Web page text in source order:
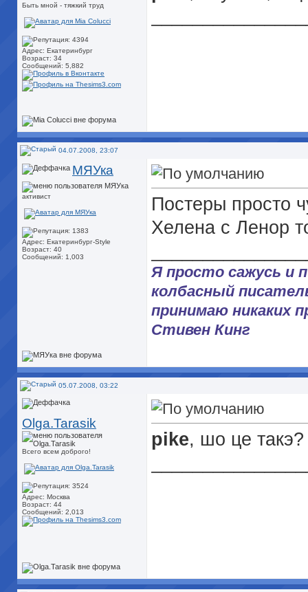
Быть мной - тяжкий труд
Адрес: Екатеринбург
Возраст: 34
Сообщений: 5,882
04.07.2008, 23:07
МЯУка
активист
Адрес: Екатеринбург-Style
Возраст: 40
Сообщений: 1,003
Постеры просто
Хелена с Ленор
Я просто сажусь и
колбасный
принимаю никаких
Стивен Кинг
05.07.2008, 03:22
Olga.Tarasik
Всего всем доброго!
Адрес: Москва
Возраст: 44
Сообщений: 2,013
pike, шо це